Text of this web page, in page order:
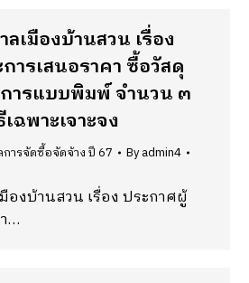
เมืองบ้านสวน เรื่อง
ารเสนอราคา ซื้อวัสดุ
ารแบบพิมพ์ จำนวน ๓
ฉพาะเจาะจง
ารจัดซื้อจัดจ้าง ปี 67 Byadmin4
องบ้านสวน เรื่อง ประกาศผู้
…